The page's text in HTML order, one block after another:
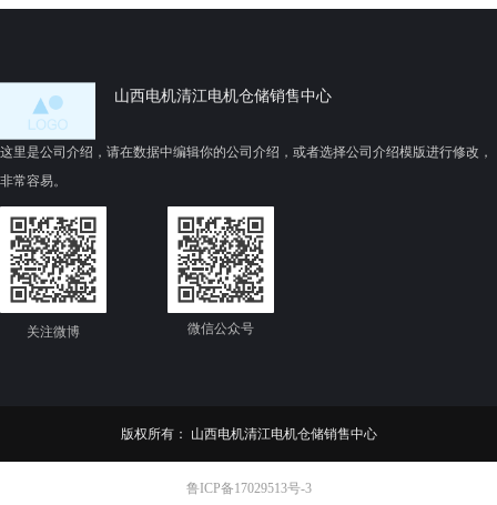
版权所有： 山西电机清江电机仓储销售中心
这里是公司介绍，请在数据中编辑你的公司介绍，或者选择公司介绍模版进行修改，
非常容易。
山西电机清江电机仓储销售中心
微信公众号
关注微博
鲁ICP备17029513号-3